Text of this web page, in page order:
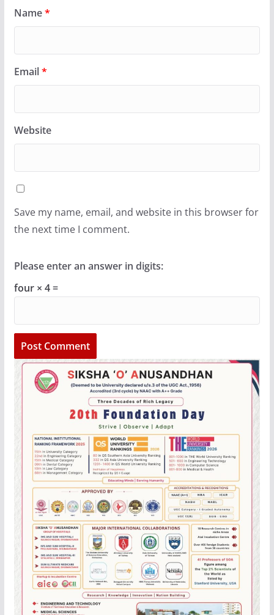
Name*
Email*
Website
Save my name, email, and website in this browser for
the next time I comment.
Please enter an answer in digits:
four × 4 =